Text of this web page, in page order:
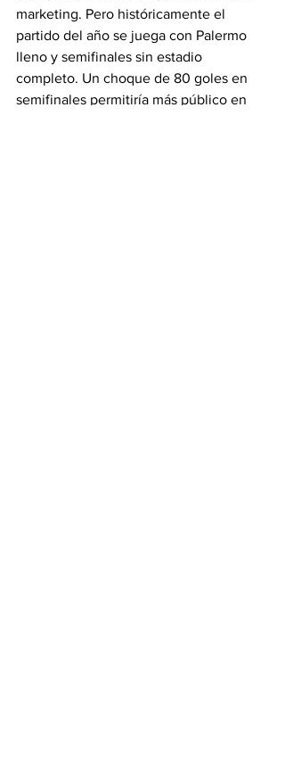
marketing. Pero históricamente el
partido del año se juega con Palermo
lleno y semifinales sin estadio
completo. Un choque de 80 goles en
semifinales permitiría más público en